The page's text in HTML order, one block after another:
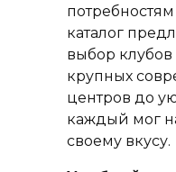
каталог
выбор клубов
крупных
центров до
каждый мог
своему вкусу.